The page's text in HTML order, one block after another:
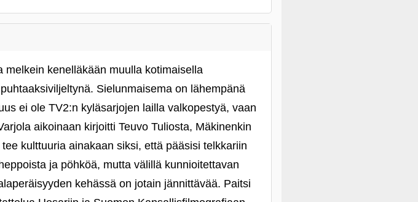
melkein kenelläkään muulla kotimaisella
Sielunmaisema on lähempänä
ei ole TV2:n kyläsarjojen lailla valkopestyä, vaan
aikoinaan kirjoitti Teuvo Tuliosta, Mäkinenkin
kulttuuria ainakaan siksi, että pääsisi telkkariin
ja pöhköä, mutta välillä kunnioitettavan
kehässä on jotain jännittävää. Paitsi